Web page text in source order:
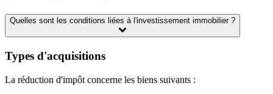
Quelles sont les conditions liées à l'investissement immobilier ?
Types d'acquisitions
La réduction d'impôt concerne les biens suivants :